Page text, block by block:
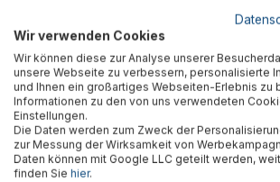
🎉 Jetzt den
abonnieren & 5%
sichern!
Dein Vorteil wartet schon auf Dich: Mit
Wir verwenden Cookies
Wir können diese zur Analyse unserer
unsere Webseite zu verbessern, personalisierte
und Ihnen ein großartiges Webseiten-Erlebnis zu
Informationen zu den von uns verwendeten
Einstellungen.
Die Daten werden zum Zweck der
zur Messung der Wirksamkeit von
Daten können mit Google LLC geteilt werden,
finden Sie hier.
FÜR
Abonniere jetzt unseren
Newsletter, verpasse keine
Aktionen mehr und sichere
Willkommensrabatt auf nicht
bei Deiner ersten
Email